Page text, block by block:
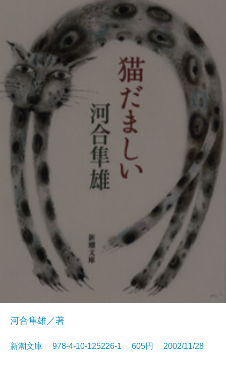
河合隼雄／著
新潮文庫 978-4-10-125226-1 605円 2002/11/28